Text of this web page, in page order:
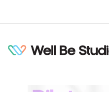
« Wszystkie Wydarzenia